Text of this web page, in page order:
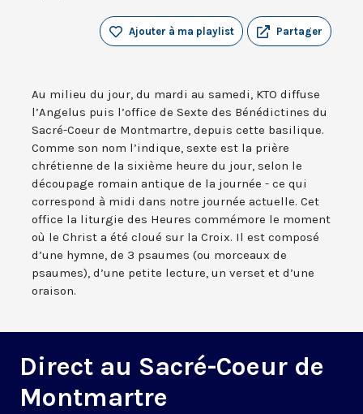
Partager
Ajouter à ma playlist
Au milieu du jour, du mardi au samedi, KTO diffuse
l’Angelus puis l’office de Sexte des Bénédictines du
Sacré-Coeur de Montmartre, depuis cette basilique.
Comme son nom l’indique, sexte est la prière
chrétienne de la sixième heure du jour, selon le
découpage romain antique de la journée - ce qui
correspond à midi dans notre journée actuelle. Cet
office la liturgie des Heures commémore le moment
où le Christ a été cloué sur la Croix. Il est composé
d’une hymne, de 3 psaumes (ou morceaux de
psaumes), d’une petite lecture, un verset et d’une
oraison.
Direct au Sacré-Coeur de
Montmartre